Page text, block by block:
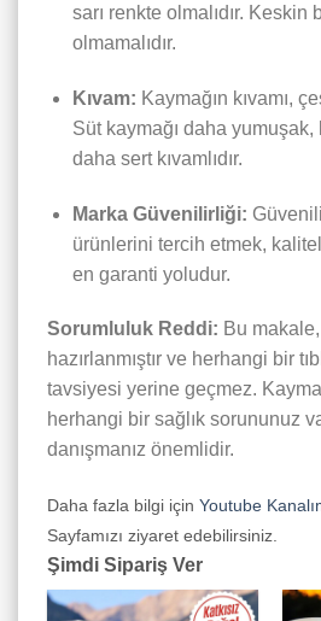
sarı renkte olmalıdır. Keskin
olmamalıdır.
Kıvam: Kaymağın kıvamı,
Süt kaymağı daha
daha sert kıvamlıdır.
Marka Güvenilirliği:
ürünlerini tercih etmek,
en garanti yoludur.
Sorumluluk Reddi: Bu
hazırlanmıştır ve herhangi bir
tavsiyesi yerine geçmez.
herhangi bir sağlık sorununuz
danışmanız önemlidir.
Daha fazla bilgi için Youtube
Sayfamızı ziyaret edebilirsiniz.
Şimdi Sipariş Ver